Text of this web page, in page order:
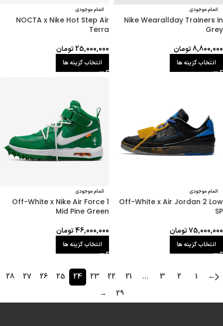
اتمام موجودی
Nike Wearallday Trainers in
Grey
8,800,000تومان
انتخاب گزینه ها
اتمام موجودی
NOCTA x Nike Hot Step Air
Terra
25,000,000تومان
انتخاب گزینه ها
اتمام موجودی
Off-White x Air Jordan 2 Low
SP
75,000,000تومان
انتخاب گزینه ها
اتمام موجودی
Off-White x Nike Air Force 1
Mid Pine Green
46,000,000تومان
انتخاب گزینه ها
←
1
2
3
…
21
22
23
24
25
26
27
28
29
→